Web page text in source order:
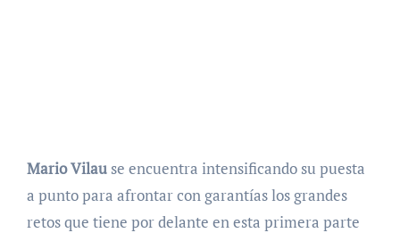
Mario Vilause encuentra intensificando su puesta
a punto para afrontar con garantías los grandes
retos que tiene por delante en esta primera parte